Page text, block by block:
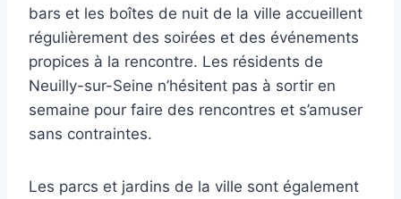
bars et les boîtes de nuit de la ville accueillent
régulièrement des soirées et des événements
propices à la rencontre. Les résidents de
Neuilly-sur-Seine n’hésitent pas à sortir en
semaine pour faire des rencontres et s’amuser
sans contraintes.
Les parcs et jardins de la ville sont également